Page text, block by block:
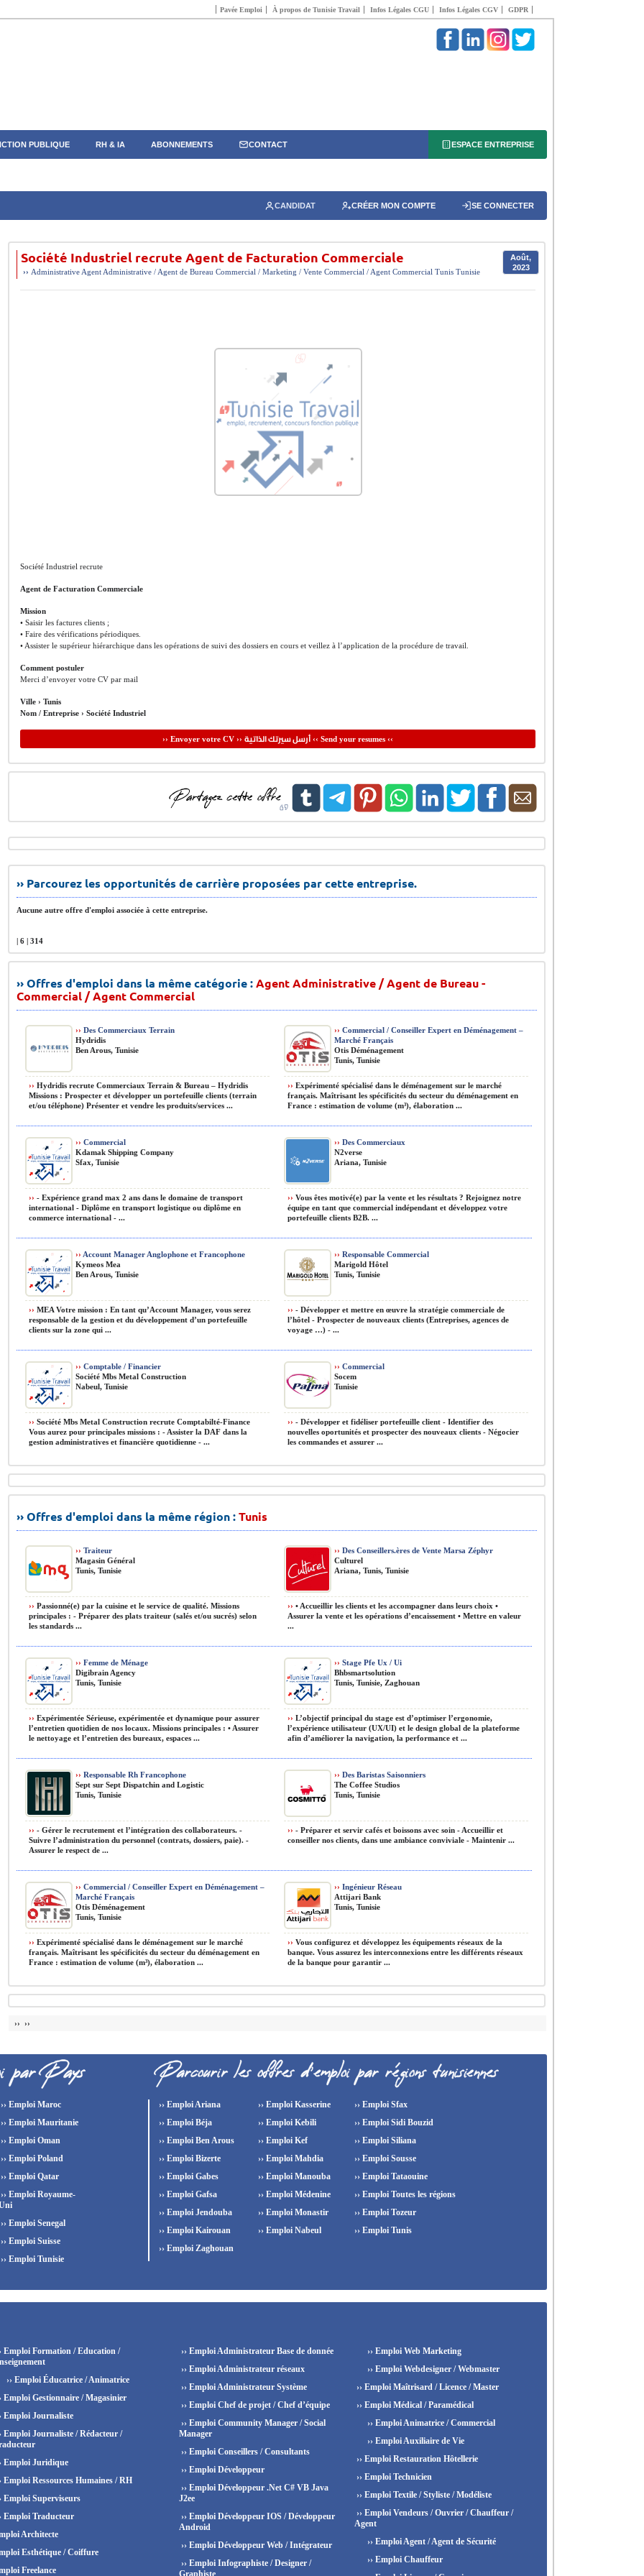
Pavée Emploi À propos de Tunisie Travail Infos Légales CGU Infos Légales CGV GDPR
PUBLIQUE RH & IA ABONNEMENTS CONTACT ESPACE ENTREPRISE
CANDIDAT CRÉER MON COMPTE SE CONNECTER
Société Industriel recrute Agent de Facturation Commerciale
Août,
2023
›› Administrative Agent Administrative / Agent de Bureau Commercial / Marketing / Vente Commercial / Agent Commercial Tunis Tunisie
Société Industriel recrute
Agent de Facturation Commerciale
Mission
• Saisir les factures clients ;
• Faire des vérifications périodiques.
• Assister le supérieur hiérarchique dans les opérations de suivi des dossiers en cours et veillez à l’application de la procédure de travail.
Comment postuler
Merci d’envoyer votre CV par mail
Ville › Tunis
Nom / Entreprise › Société Industriel
›› Envoyer votre CV ›› أرسل سيرتك الذاتية‹‹ Send your resumes ‹‹
›› Parcourez les opportunités de carrière proposées par cette entreprise.
Aucune autre offre d'emploi associée à cette entreprise.
| 6 | 314
›› Offres d'emploi dans la même catégorie :Agent Administrative / Agent de Bureau -
Commercial / Agent Commercial
›› Des Commerciaux Terrain
Hydridis
Ben Arous, Tunisie
›› Hydridis recrute Commerciaux Terrain & Bureau – Hydridis
Missions : Prospecter et développer un portefeuille clients (terrain
et/ou téléphone) Présenter et vendre les produits/services ...
›› Commercial / Conseiller Expert en Déménagement –
Marché Français
Otis Déménagement
Tunis, Tunisie
›› Expérimenté spécialisé dans le déménagement sur le marché
français. Maîtrisant les spécificités du secteur du déménagement en
France : estimation de volume (m³), élaboration ...
›› Commercial
Kdamak Shipping Company
Sfax, Tunisie
›› - Expérience grand max 2 ans dans le domaine de transport
international - Diplôme en transport logistique ou diplôme en
commerce international - ...
›› Des Commerciaux
N2verse
Ariana, Tunisie
›› Vous êtes motivé(e) par la vente et les résultats ? Rejoignez notre
équipe en tant que commercial indépendant et développez votre
portefeuille clients B2B. ...
›› Account Manager Anglophone et Francophone
Kymeos Mea
Ben Arous, Tunisie
›› MEA Votre mission : En tant qu’Account Manager, vous serez
responsable de la gestion et du développement d’un portefeuille
clients sur la zone qui ...
›› Responsable Commercial
Marigold Hôtel
Tunis, Tunisie
›› - Développer et mettre en œuvre la stratégie commerciale de
l’hôtel - Prospecter de nouveaux clients (Entreprises, agences de
voyage …) - ...
›› Comptable / Financier
Société Mbs Metal Construction
Nabeul, Tunisie
›› Société Mbs Metal Construction recrute Comptabilté-Finance
Vous aurez pour principales missions : - Assister la DAF dans la
gestion administratives et financière quotidienne - ...
›› Commercial
Socem
Tunisie
›› - Développer et fidéliser portefeuille client - Identifier des
nouvelles oportunités et prospecter des nouveaux clients - Négocier
les commandes et assurer ...
›› Offres d'emploi dans la même région :Tunis
›› Traiteur
Magasin Général
Tunis, Tunisie
›› Passionné(e) par la cuisine et le service de qualité. Missions
principales : - Préparer des plats traiteur (salés et/ou sucrés) selon
les standards ...
›› Des Conseillers.ères de Vente Marsa Zéphyr
Culturel
Ariana, Tunis, Tunisie
›› • Accueillir les clients et les accompagner dans leurs choix •
Assurer la vente et les opérations d’encaissement • Mettre en valeur
...
›› Femme de Ménage
Digibrain Agency
Tunis, Tunisie
›› Expérimentée Sérieuse, expérimentée et dynamique pour assurer
l’entretien quotidien de nos locaux. Missions principales : • Assurer
le nettoyage et l’entretien des bureaux, espaces ...
›› Stage Pfe Ux / Ui
Bhbsmartsolution
Tunis, Tunisie, Zaghouan
›› L’objectif principal du stage est d’optimiser l’ergonomie,
l’expérience utilisateur (UX/UI) et le design global de la plateforme
afin d’améliorer la navigation, la performance et ...
›› Responsable Rh Francophone
Sept sur Sept Dispatchin and Logistic
Tunis, Tunisie
›› - Gérer le recrutement et l’intégration des collaborateurs. -
Suivre l’administration du personnel (contrats, dossiers, paie). -
Assurer le respect de ...
›› Des Baristas Saisonniers
The Coffee Studios
Tunis, Tunisie
›› - Préparer et servir cafés et boissons avec soin - Accueillir et
conseiller nos clients, dans une ambiance conviviale - Maintenir ...
›› Commercial / Conseiller Expert en Déménagement –
Marché Français
Otis Déménagement
Tunis, Tunisie
›› Expérimenté spécialisé dans le déménagement sur le marché
français. Maîtrisant les spécificités du secteur du déménagement en
France : estimation de volume (m³), élaboration ...
›› Ingénieur Réseau
Attijari Bank
Tunis, Tunisie
›› Vous configurez et développez les équipements réseaux de la
banque. Vous assurez les interconnexions entre les différents réseaux
de la banque pour garantir ...
›› ››
›› Emploi Maroc
›› Emploi Mauritanie
›› Emploi Oman
›› Emploi Poland
›› Emploi Qatar
›› Emploi Royaume-
›› Emploi Senegal
›› Emploi Suisse
›› Emploi Tunisie
›› Emploi Ariana
›› Emploi Béja
›› Emploi Ben Arous
›› Emploi Bizerte
›› Emploi Gabes
›› Emploi Gafsa
›› Emploi Jendouba
›› Emploi Kairouan
›› Emploi Kasserine
›› Emploi Kebili
›› Emploi Kef
›› Emploi Mahdia
›› Emploi Manouba
›› Emploi Médenine
›› Emploi Monastir
›› Emploi Nabeul
›› Emploi Sfax
›› Emploi Sidi Bouzid
›› Emploi Siliana
›› Emploi Sousse
›› Emploi Tataouine
›› Emploi Toutes les régions
›› Emploi Tozeur
›› Emploi Tunis
›› Emploi Zaghouan
Emploi Formation / Education /
›› Emploi Éducatrice / Animatrice
Emploi Gestionnaire / Magasinier
Emploi Journaliste
Emploi Journaliste / Rédacteur /
Emploi Juridique
Emploi Ressources Humaines / RH
Emploi Superviseurs
Emploi Traducteur
Architecte
Esthétique / Coiffure
Freelance
›› Emploi Administrateur Base de donnée
›› Emploi Administrateur réseaux
›› Emploi Administrateur Système
›› Emploi Chef de projet / Chef d’équipe
›› Emploi Community Manager / Social
Manager
›› Emploi Conseillers / Consultants
›› Emploi Développeur
›› Emploi Développeur .Net C# VB Java
J2ee
›› Emploi Développeur IOS / Développeur
Android
›› Emploi Développeur Web / Intégrateur
›› Emploi Infographiste / Designer /
Graphiste
›› Emploi Web Marketing
›› Emploi Webdesigner / Webmaster
›› Emploi Maîtrisard / Licence / Master
›› Emploi Médical / Paramédical
›› Emploi Animatrice / Commercial
›› Emploi Auxiliaire de Vie
›› Emploi Restauration Hôtellerie
›› Emploi Technicien
›› Emploi Textile / Styliste / Modéliste
›› Emploi Vendeurs / Ouvrier / Chauffeur /
Agent
›› Emploi Agent / Agent de Sécurité
›› Emploi Chauffeur